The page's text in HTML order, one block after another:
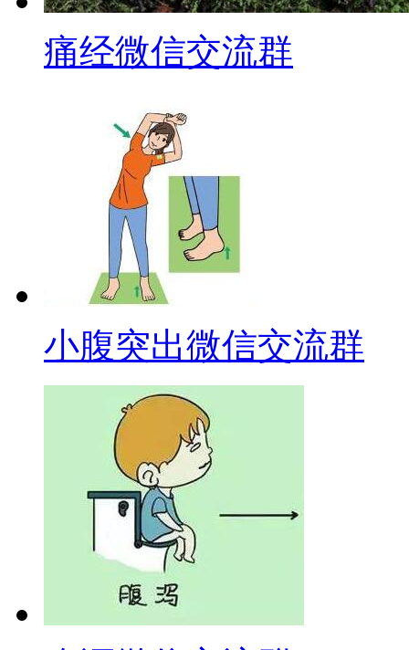
痛经微信交流群
小腹突出微信交流群